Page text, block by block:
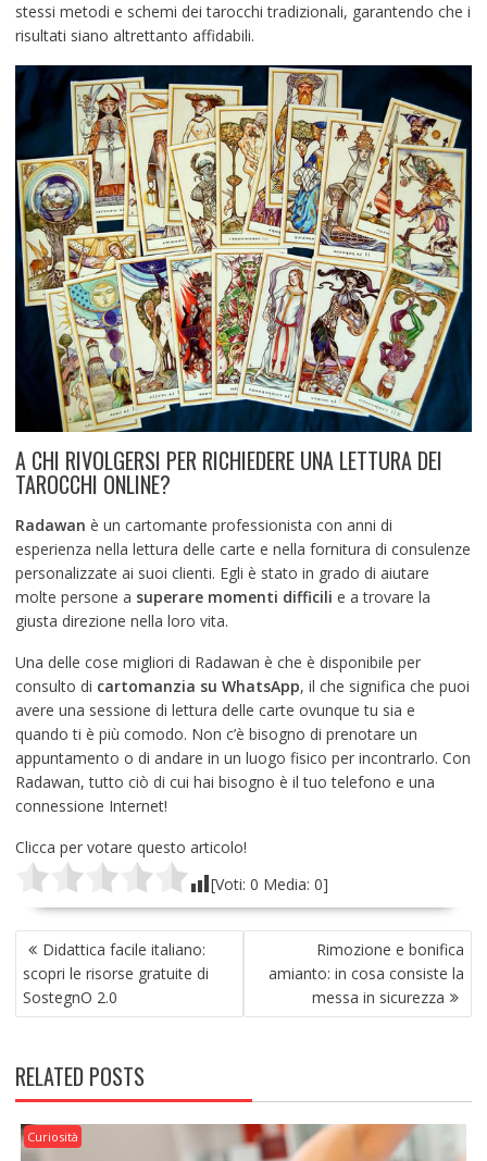
stessi metodi e schemi dei tarocchi tradizionali, garantendo che i
risultati siano altrettanto affidabili.
A CHI RIVOLGERSI PER RICHIEDERE UNA LETTURA DEI
TAROCCHI ONLINE?
Radawan è un cartomante professionista con anni di
esperienza nella lettura delle carte e nella fornitura di consulenze
personalizzate ai suoi clienti. Egli è stato in grado di aiutare
molte persone a superare momenti difficili e a trovare la
giusta direzione nella loro vita.
Una delle cose migliori di Radawan è che è disponibile per
consulto di cartomanzia su WhatsApp, il che significa che puoi
avere una sessione di lettura delle carte ovunque tu sia e
quando ti è più comodo. Non c’è bisogno di prenotare un
appuntamento o di andare in un luogo fisico per incontrarlo. Con
Radawan, tutto ciò di cui hai bisogno è il tuo telefono e una
connessione Internet!
Clicca per votare questo articolo!
[Voti: 0 Media: 0]
NAVIGAZIONE
ARTICOLI
Didattica facile italiano:
scopri le risorse gratuite di
SostegnO 2.0
Rimozione e bonifica
amianto: in cosa consiste la
messa in sicurezza
RELATED POSTS
Curiosità